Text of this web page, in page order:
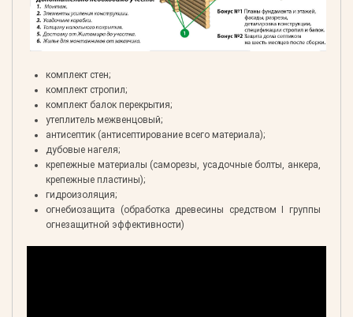
комплект стен;
комплект стропил;
комплект балок перекрытия;
утеплитель межвенцовый;
антисептик (антисептирование всего материала);
дубовые нагеля;
крепежные материалы (саморезы, усадочные болты, анкера,
крепежные пластины);
гидроизоляция;
огнебиозащита (обработка древесины средством I группы
огнезащитной эффективности)